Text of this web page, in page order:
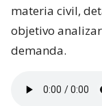
materia civil,
objetivo
demanda.